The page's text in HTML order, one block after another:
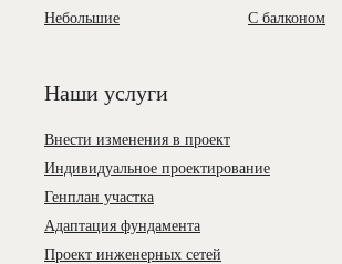
Небольшие
С балконом
Наши услуги
Внести изменения в проект
Индивидуальное проектирование
Генплан участка
Адаптация фундамента
Проект инженерных сетей